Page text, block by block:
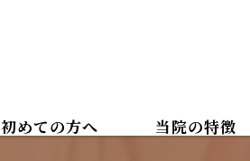
初めての方へ 当院の特徴